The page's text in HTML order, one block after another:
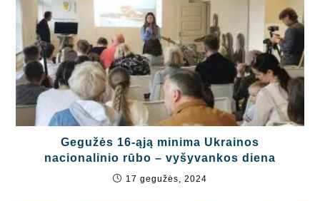
Gegužės 16-ąją minima Ukrainos
nacionalinio rūbo – vyšyvankos diena
17 gegužės, 2024